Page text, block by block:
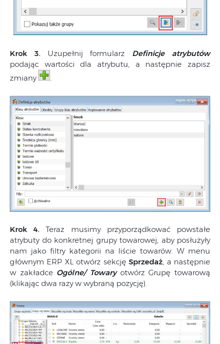
Krok 3.Uzupełnij formularz Definicje atrybutów
podając wartości dla atrybutu, a następnie zapisz
zmiany
.
Krok 4. Teraz musimy przyporządkować powstałe
atrybuty do konkretnej grupy towarowej, aby posłużyły
nam jako filtry kategorii na liście towarów. W menu
głównym ERP XL otwórz sekcjęSprzedaż, a następnie
w zakładce Ogólne/ Towaryotwórz Grupę towarową
(klikając dwa razy w wybraną pozycję).